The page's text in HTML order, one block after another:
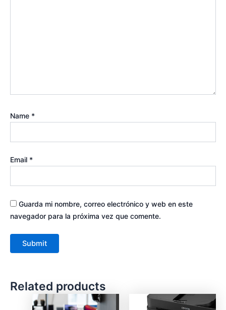
Name *
Email *
Guarda mi nombre, correo electrónico y web en este
navegador para la próxima vez que comente.
Related products